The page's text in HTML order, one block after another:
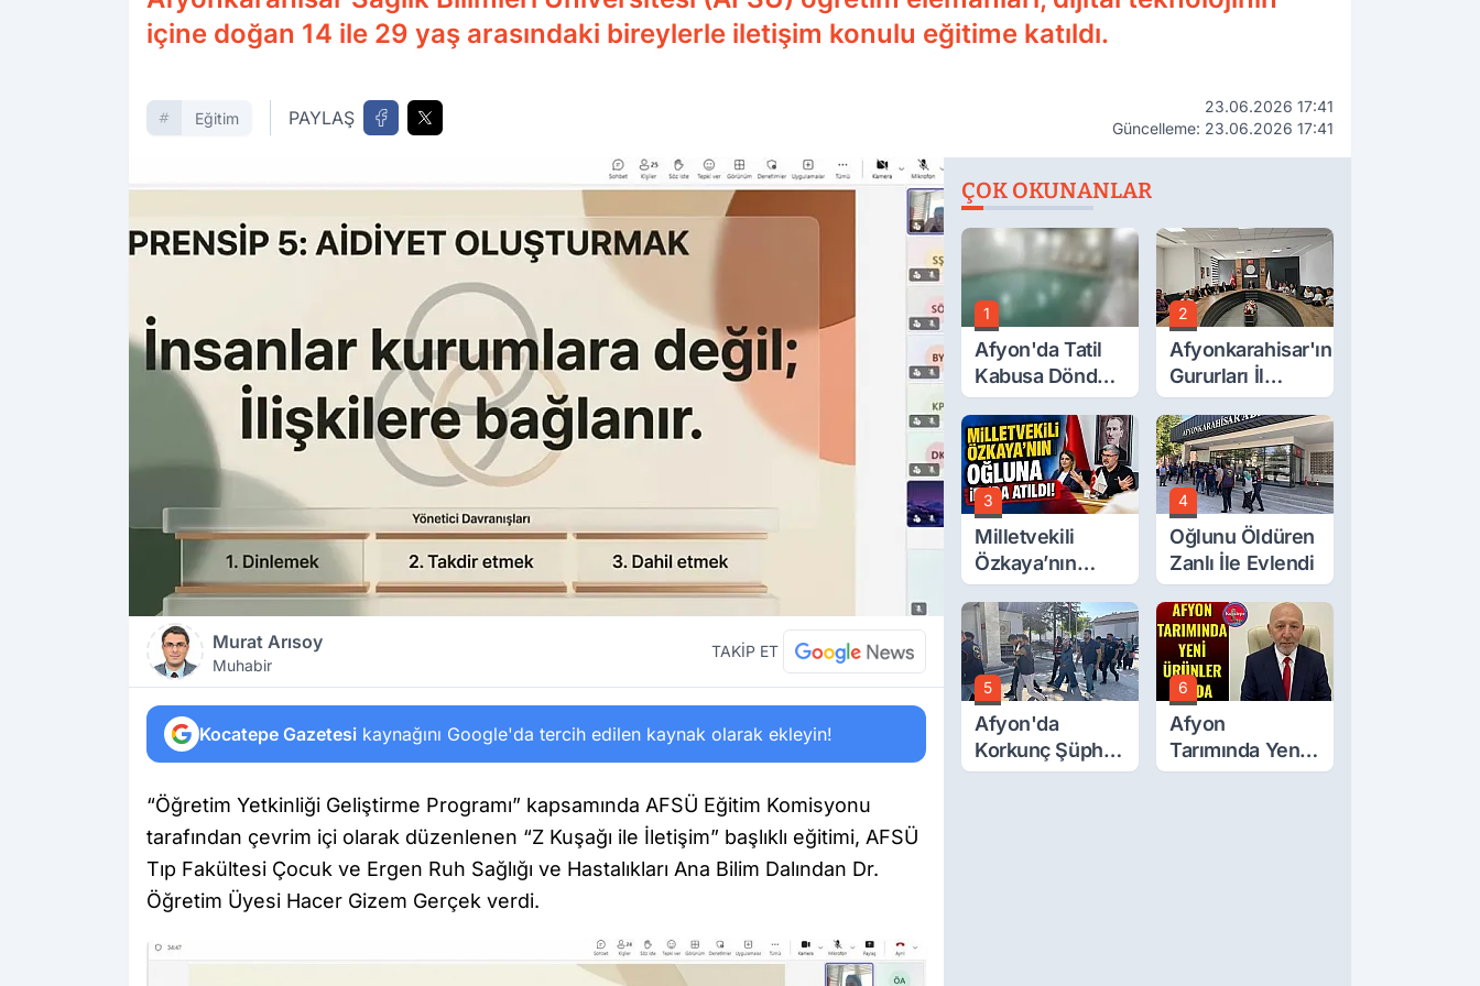
içine doğan 14 ile 29 yaş arasındaki bireylerle iletişim konulu eğitime katıldı.
Eğitim PAYLAŞ
23.06.2026 17:41
Güncelleme: 23.06.2026 17:41
Murat Arısoy
Muhabir
TAKİP ET
Kocatepe Gazetesi kaynağını Google'da tercih edilen kaynak olarak ekleyin!
“Öğretim Yetkinliği Geliştirme Programı” kapsamında AFSÜ Eğitim Komisyonu
tarafından çevrim içi olarak düzenlenen “Z Kuşağı ile İletişim” başlıklı eğitimi, AFSÜ
Tıp Fakültesi Çocuk ve Ergen Ruh Sağlığı ve Hastalıkları Ana Bilim Dalından Dr.
Öğretim Üyesi Hacer Gizem Gerçek verdi.
ÇOK OKUNANLAR
1
Afyon'da Tatil
Kabusa Döndü,
Acı Son!
2
Afyonkarahisar'ın
Gururları İl
Müdürüyle
Buluştu
3
Milletvekili
Özkaya’nın
Oğluna İftira
Atıldı
4
Oğlunu Öldüren
Zanlı İle Evlendi
5
Afyon'da
Korkunç Şüphe!
Düştü Mü,
6
Afyon
Tarımında Yeni
Ürünler Yolda